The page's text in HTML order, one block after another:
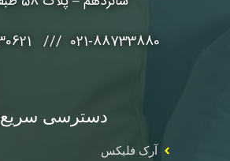
021-88733880 /// 021-88730621
دسترسی سریع
آرک فلیکس